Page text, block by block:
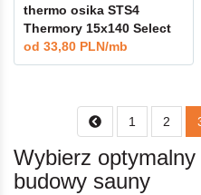
thermo osika STS4
Thermory 15x140 Select
od 33,80 PLN/mb
1 2
Wybierz
budowy sauny